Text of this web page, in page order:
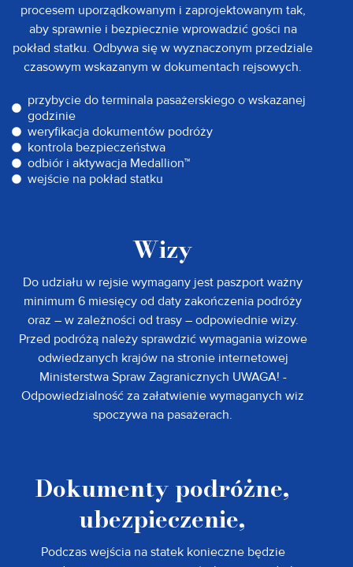
procesem uporządkowanym i zaprojektowanym tak,
aby sprawnie i bezpiecznie wprowadzić gości na
pokład statku. Odbywa się w wyznaczonym przedziale
czasowym wskazanym w dokumentach rejsowych.
przybycie do terminala pasażerskiego o wskazanej
godzinie
weryfikacja dokumentów podróży
kontrola bezpieczeństwa
odbiór i aktywacja Medallion™
wejście na pokład statku
Wizy
Do udziału w rejsie wymagany jest paszport ważny
minimum 6 miesięcy od daty zakończenia podróży
oraz – w zależności od trasy – odpowiednie wizy.
Przed podróżą należy sprawdzić wymagania wizowe
odwiedzanych krajów na stronie internetowej
Ministerstwa Spraw Zagranicznych UWAGA! -
Odpowiedzialność za załatwienie wymaganych wiz
spoczywa na pasażerach.
Dokumenty podróżne,
ubezpieczenie,
Podczas wejścia na statek konieczne będzie